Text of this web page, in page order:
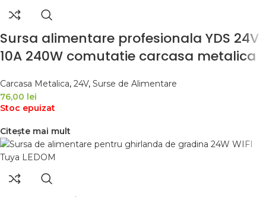
Sursa alimentare profesionala YDS 24V
10A 240W comutatie carcasa metalica
Carcasa Metalica, 24V, Surse de Alimentare
76,00 lei
Stoc epuizat
Citește mai mult